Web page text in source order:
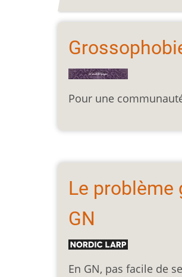
Pour une
Le problème
GN
En GN, pas facile de